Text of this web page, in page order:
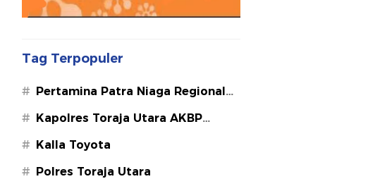
Tag Terpopuler
# Pertamina Patra Niaga Regional
# Kapolres Toraja Utara AKBP
M.Si
# Kalla Toyota
# Polres Toraja Utara